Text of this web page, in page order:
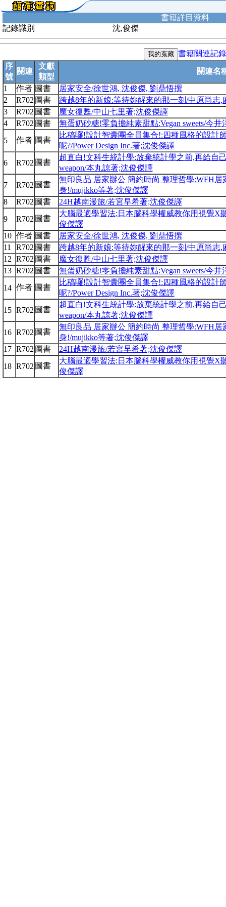
書籍詳目資料
記錄識別
沈,俊傑
書籍關連記錄
序
號
關連
文獻
類型
關連名
1
作者 圖書
居家安全/徐世鴻, 沈俊傑, 劉鼎悟撰
2
R702 圖書
跨越8年的新娘:等待妳醒來的那一刻/中原尚志
3
R702 圖書
魔女復甦/中山七里著;沈俊傑譯
4
R702 圖書
無蛋奶砂糖!零負擔純素甜點:Vegan sweets/今
5
作者 圖書
比稿囉!設計智囊團全員集合!:四種風格的設計
呢?/Power Design Inc.著;沈俊傑譯
6
R702 圖書
超直白!文科生統計學:放棄統計學之前,再給自己
weapon/本丸諒著;沈俊傑譯
7
R702 圖書
無印良品 居家辦公 簡約時尚 整理哲學:WFH
身!/mujikko等著;沈俊傑譯
8
R702 圖書
24H越南漫旅/若宮早希著;沈俊傑譯
9
R702 圖書
大腦最適學習法:日本腦科學權威教你用視覺X
俊傑譯
10 作者 圖書
居家安全/徐世鴻, 沈俊傑, 劉鼎悟撰
11
R702 圖書
跨越8年的新娘:等待妳醒來的那一刻/中原尚志
12 R702 圖書
魔女復甦/中山七里著;沈俊傑譯
13 R702 圖書
無蛋奶砂糖!零負擔純素甜點:Vegan sweets/今
14 作者 圖書
比稿囉!設計智囊團全員集合!:四種風格的設計
呢?/Power Design Inc.著;沈俊傑譯
15 R702 圖書
超直白!文科生統計學:放棄統計學之前,再給自己
weapon/本丸諒著;沈俊傑譯
16 R702 圖書
無印良品 居家辦公 簡約時尚 整理哲學:WFH
身!/mujikko等著;沈俊傑譯
17 R702 圖書
24H越南漫旅/若宮早希著;沈俊傑譯
18 R702 圖書
大腦最適學習法:日本腦科學權威教你用視覺X
俊傑譯